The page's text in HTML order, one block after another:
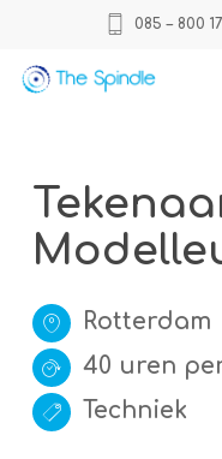
main
085 – 800
Rotterdam
40 uren
Techniek